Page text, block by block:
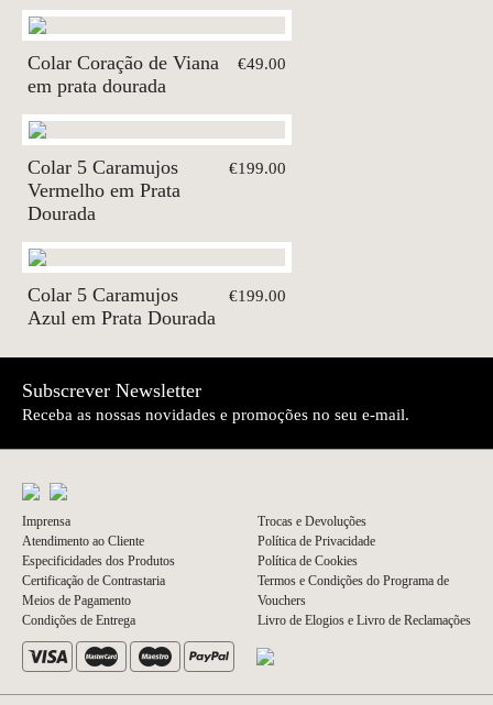
Colar Coração de Viana
em prata dourada
€49.00
Colar 5 Caramujos
Vermelho em Prata
Dourada
€199.00
Colar 5 Caramujos
Azul em Prata Dourada
€199.00
Subscrever Newsletter
Receba as nossas novidades e promoções no seu e-mail.
Imprensa
Atendimento ao Cliente
Especificidades dos Produtos
Certificação de Contrastaria
Meios de Pagamento
Condições de Entrega
Trocas e Devoluções
Política de Privacidade
Política de Cookies
Termos e Condições do Programa de
Vouchers
Livro de Elogios e Livro de Reclamações